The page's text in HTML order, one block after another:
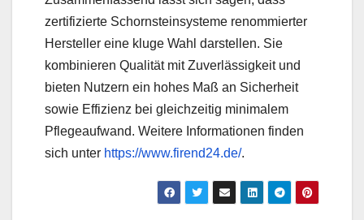
zertifizierte Schornsteinsysteme renommierter
Hersteller eine kluge Wahl darstellen. Sie
kombinieren Qualität mit Zuverlässigkeit und
bieten Nutzern ein hohes Maß an Sicherheit
sowie Effizienz bei gleichzeitig minimalem
Pflegeaufwand. Weitere Informationen finden
sich unter https://www.firend24.de/.